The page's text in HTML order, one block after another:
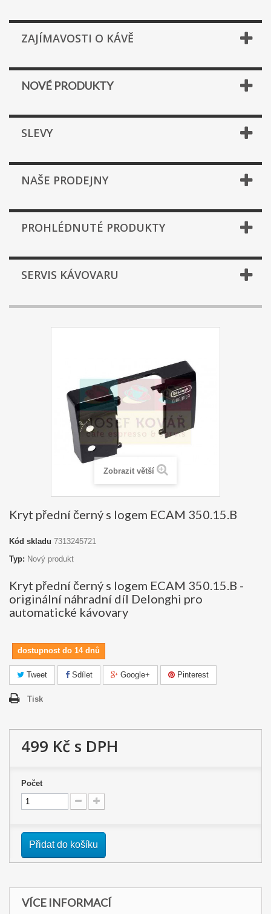
ZAJÍMAVOSTI O KÁVĚ
NOVÉ PRODUKTY
SLEVY
NAŠE PRODEJNY
PROHLÉDNUTÉ PRODUKTY
SERVIS KÁVOVARU
Zobrazit větší
Kryt přední černý s logem ECAM 350.15.B
Kód skladu 7313245721
Typ: Nový produkt
Kryt přední černý s logem ECAM 350.15.B -
originální náhradní díl Delonghi pro
automatické kávovary
dostupnost do 14 dnů
Tweet Sdílet Google+ Pinterest
Tisk
499 Kč s DPH
Počet
Přidat do košíku
VÍCE INFORMACÍ